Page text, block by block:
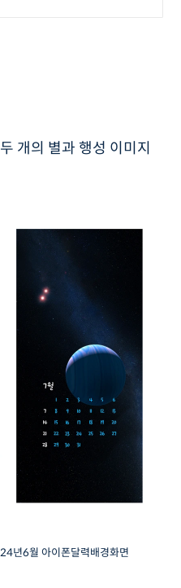
개의 별과 행성 이미지
년6월 아이폰달력배경화면